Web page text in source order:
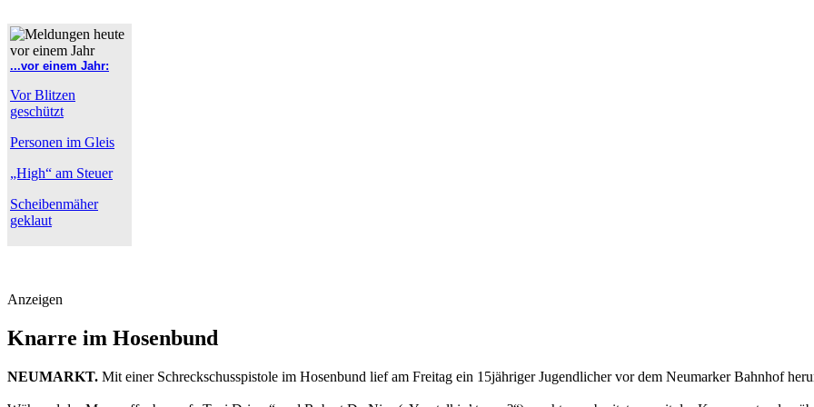
...vor einem Jahr:
Vor Blitzen
geschützt
Personen im Gleis
„High“ am Steuer
Scheibenmäher
geklaut
Anzeigen
Knarre im Hosenbund
NEUMARKT. Mit einer Schreckschusspistole im Hosenbund lief am Freitag ein 15jähriger Jugendlicher vor dem Neumarker Bahnhof